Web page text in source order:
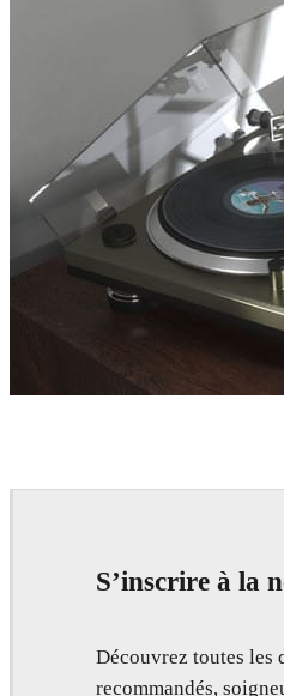
S’inscrire à la
Découvrez toutes les
recommandés,